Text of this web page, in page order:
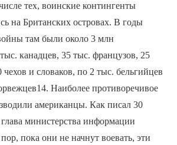
тех, воинские контингенты
на Британских островах. В годы
там были около 3 млн
канадцев, 35 тыс. французов, 25
чехов и словаков, по 2 тыс. бельгийцев
Наиболее противоречивое
американцы. Как писал 30
глава министерства информации
пока они не начнут воевать, эти